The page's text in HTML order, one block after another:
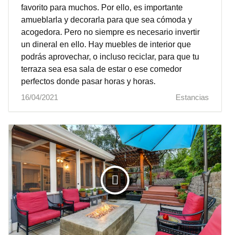
favorito para muchos. Por ello, es importante
amueblarla y decorarla para que sea cómoda y
acogedora. Pero no siempre es necesario invertir
un dineral en ello. Hay muebles de interior que
podrás aprovechar, o incluso reciclar, para que tu
terraza sea esa sala de estar o ese comedor
perfectos donde pasar horas y horas.
16/04/2021
Estancias